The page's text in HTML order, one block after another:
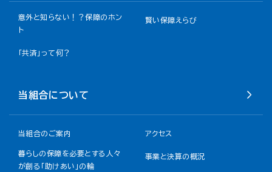
意外と知らない！？保障のホン
ト
賢い保障えらび
「共済」って何？
当組合について
当組合のご案内 アクセス
暮らしの保障を必要とする人々
が創る「助けあい」の輪
事業と決算の概況